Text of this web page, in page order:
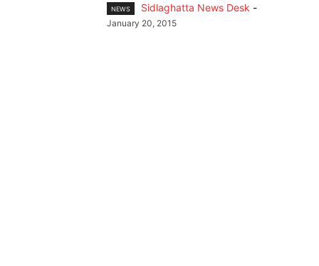
NEWS Sidlaghatta News Desk -
January 20, 2015